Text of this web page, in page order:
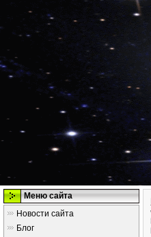
Меню сайта
Новости сайта
Блог